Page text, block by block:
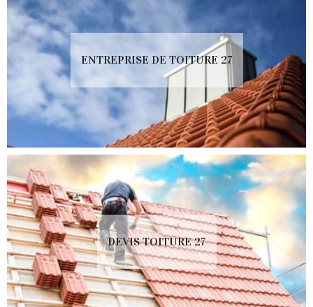
ENTREPRISE DE TOITURE 27
DEVIS TOITURE 27